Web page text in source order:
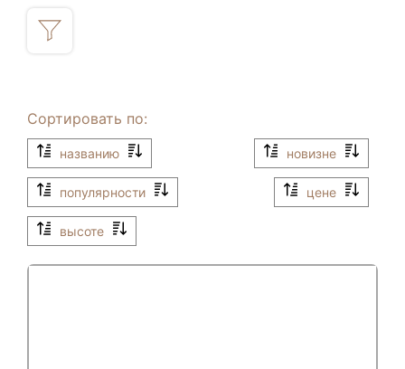
Сортировать по:
названию новизне
популярности цене
высоте